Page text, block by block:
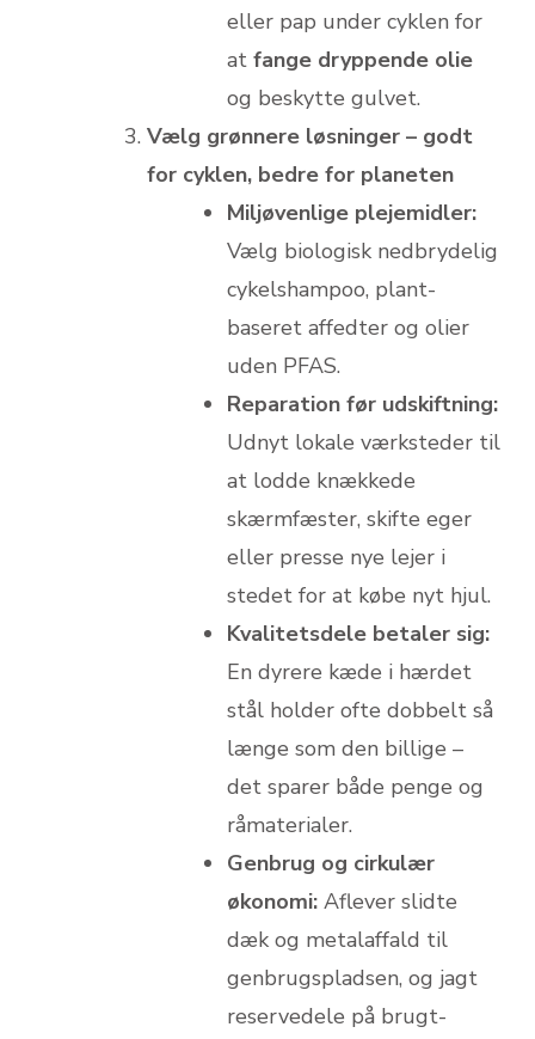
eller pap under cyklen for
at fange dryppende olie
og beskytte gulvet.
Vælg grønnere løsninger – godt
for cyklen, bedre for planeten
Miljøvenlige plejemidler:
Vælg biologisk nedbrydelig
cykelshampoo, plant-
baseret affedter og olier
uden PFAS.
Reparation før udskiftning:
Udnyt lokale værksteder til
at lodde knækkede
skærmfæster, skifte eger
eller presse nye lejer i
stedet for at købe nyt hjul.
Kvalitetsdele betaler sig:
En dyrere kæde i hærdet
stål holder ofte dobbelt så
længe som den billige –
det sparer både penge og
råmaterialer.
Genbrug og cirkulær
økonomi: Aflever slidte
dæk og metalaffald til
genbrugspladsen, og jagt
reservedele på brugt­